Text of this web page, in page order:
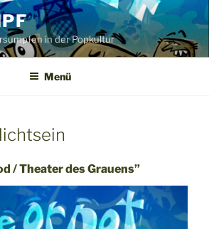
in der Popkultur
Menü
/ Theater des Grauens”